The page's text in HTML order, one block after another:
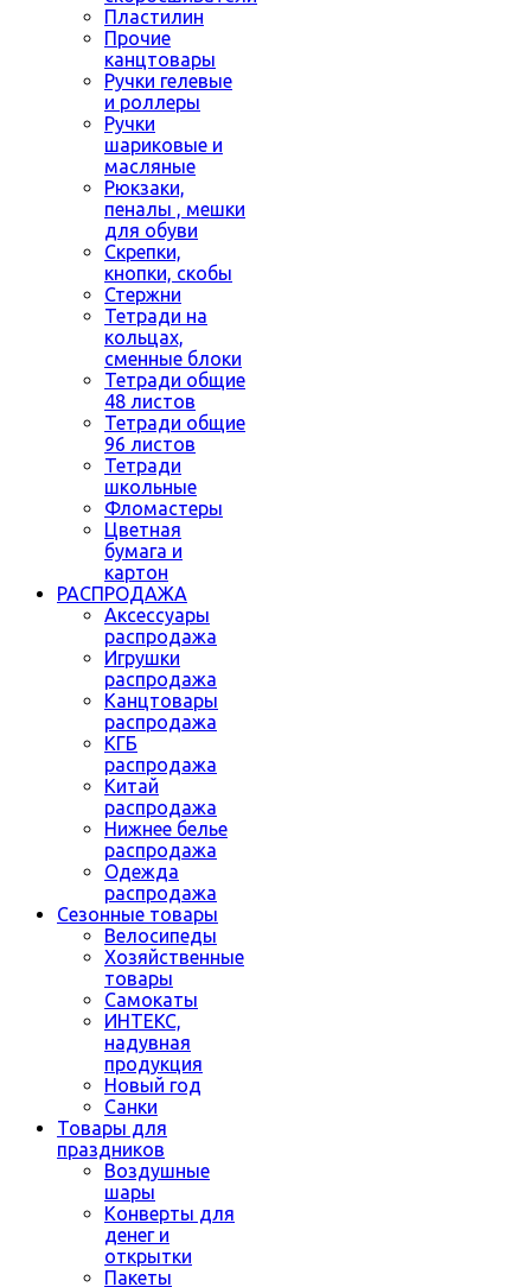
Пластилин
Прочие
канцтовары
Ручки гелевые
и роллеры
Ручки
шариковые и
масляные
Рюкзаки,
пеналы , мешки
для обуви
Скрепки,
кнопки, скобы
Стержни
Тетради на
кольцах,
сменные блоки
Тетради общие
48 листов
Тетради общие
96 листов
Тетради
школьные
Фломастеры
Цветная
бумага и
картон
РАСПРОДАЖА
Аксессуары
распродажа
Игрушки
распродажа
Канцтовары
распродажа
КГБ
распродажа
Китай
распродажа
Нижнее белье
распродажа
Одежда
распродажа
Сезонные товары
Велосипеды
Хозяйственные
товары
Самокаты
ИНТЕКС,
надувная
продукция
Новый год
Санки
Товары для
праздников
Воздушные
шары
Конверты для
денег и
открытки
Пакеты